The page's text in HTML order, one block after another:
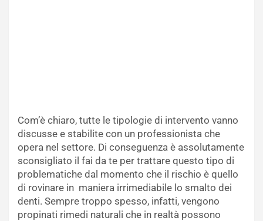
Com’è chiaro, tutte le tipologie di intervento vanno
discusse e stabilite con un professionista che
opera nel settore. Di conseguenza è assolutamente
sconsigliato il fai da te per trattare questo tipo di
problematiche dal momento che il rischio è quello
di rovinare in maniera irrimediabile lo smalto dei
denti. Sempre troppo spesso, infatti, vengono
propinati rimedi naturali che in realtà possono